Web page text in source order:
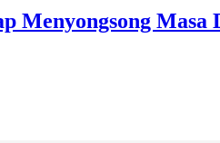
Menyongsong Masa